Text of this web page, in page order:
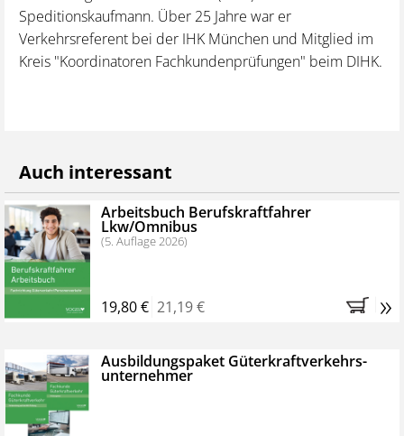
Speditionskaufmann. Über 25 Jahre war er
Verkehrsreferent bei der IHK München und Mitglied im
Kreis "Koordinatoren Fachkundenprüfungen" beim DIHK.
Auch interessant
Arbeitsbuch Berufskraftfahrer
Lkw/Omnibus
(5. Auflage 2026)
19,80 € 21,19 € »
Ausbildungspaket Güterkraftverkehrs­­
unternehmer